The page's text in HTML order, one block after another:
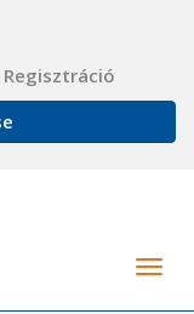
Regisztráció